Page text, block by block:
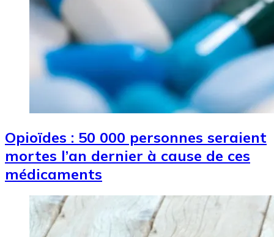
Opioïdes : 50 000 personnes seraient
mortes l’an dernier à cause de ces
médicaments
Image